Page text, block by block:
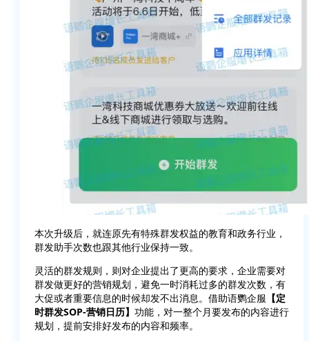
本次升级后，就连原先有特殊群发权益的教育和政务行业，
群发助手次数也跟其他行业保持一致。
灵活的群发规则，则对企业提出了更高的要求，企业需要对
群发做更好的营销规划，避免一时消耗过多的群发次数，有
大促或者重要信息的时候却发不出消息。借助语鹦企服 【定
时群发SOP-营销日历】 功能，对一整个月要发布的内容进行
规划，提前安排好发布的内容和频率。